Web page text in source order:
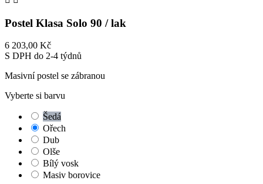
Postel Klasa Solo 90 / lak
6 203,00 Kč
S DPH do 2-4 týdnů
Masivní postel se zábranou
Vyberte si barvu
Šedá
Ořech
Dub
Olše
Bílý vosk
Masiv borovice